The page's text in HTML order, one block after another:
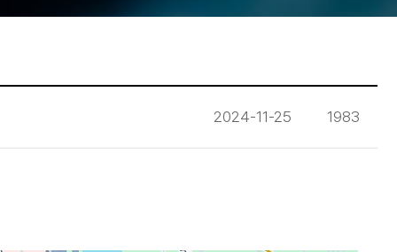
2024-11-25 1983